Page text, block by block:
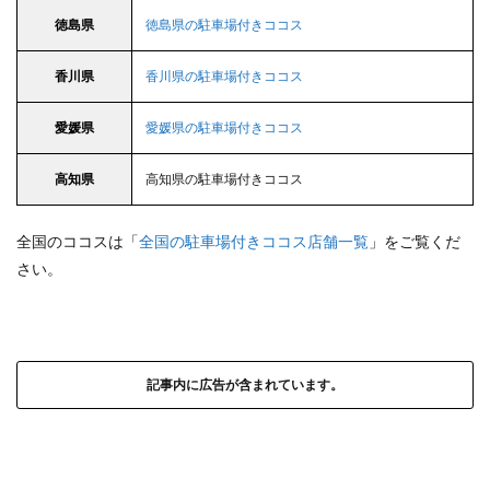
徳島県 徳島県の駐車場付きココス
香川県 香川県の駐車場付きココス
愛媛県 愛媛県の駐車場付きココス
高知県 高知県の駐車場付きココス
全国のココスは「全国の駐車場付きココス店舗一覧 」をご覧くだ
さい。
記事内に広告が含まれています。